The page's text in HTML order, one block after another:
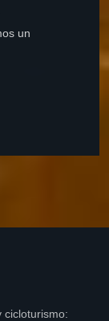
un
cicloturismo: